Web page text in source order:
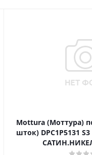
Mottura (Моттура)
шток) DPC1P5131